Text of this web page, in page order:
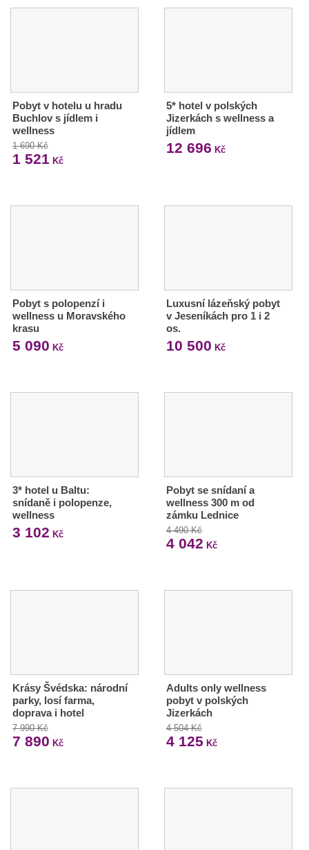
Pobyt v hotelu u hradu
Buchlov s jídlem i
wellness
1 690 Kč
1 521 Kč
5* hotel v polských
Jizerkách s wellness a
jídlem
12 696 Kč
Pobyt s polopenzí i
wellness u Moravského
krasu
5 090 Kč
Luxusní lázeňský pobyt
v Jeseníkách pro 1 i 2
os.
10 500 Kč
3* hotel u Baltu:
snídaně i polopenze,
wellness
3 102 Kč
Pobyt se snídaní a
wellness 300 m od
zámku Lednice
4 490 Kč
4 042 Kč
Krásy Švédska: národní
parky, losí farma,
doprava i hotel
7 990 Kč
7 890 Kč
Adults only wellness
pobyt v polských
Jizerkách
4 504 Kč
4 125 Kč